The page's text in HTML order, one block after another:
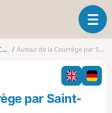
O
u
i
r
l
Autour de la Courrège par Saint-Cassien
par Saint-